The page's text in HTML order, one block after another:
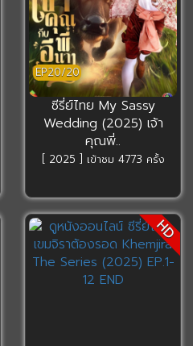
EP20/20
ซีรี่ย์ไทย My Sassy
Wedding (2025) เจ้า
คุณพี่..
[ 2025 ] เข้าชม 4773 ครั้ง
HD